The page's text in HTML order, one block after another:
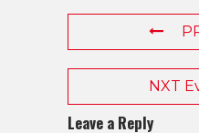
NXT
Leave a Reply